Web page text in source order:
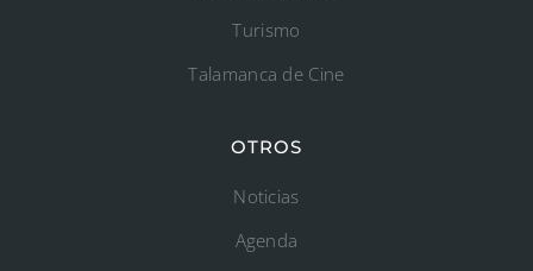
Turismo
Talamanca de Cine
OTROS
Noticias
Agenda